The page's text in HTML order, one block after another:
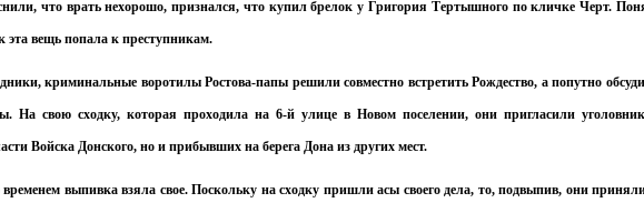
что врать нехорошо, признался, что купил брелок у Григория Тертышного по кличке Черт.
эта вещь попала к преступникам.
криминальные воротилы Ростова-папы решили совместно встретить Рождество, а попутно
На свою сходку, которая проходила на 6-й улице в Новом поселении, они пригласили
Войска Донского, но и прибывших на берега Дона из других мест.
выпивка взяла свое. Поскольку на сходку пришли асы своего дела, то, подвыпив, они